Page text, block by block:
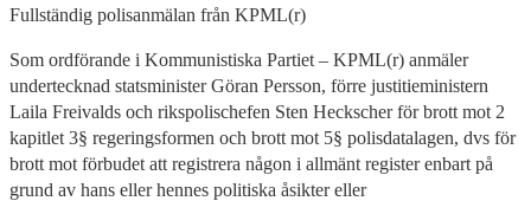
Fullständig polisanmälan från KPML(r)
Som ordförande i Kommunistiska Partiet – KPML(r) anmäler
undertecknad statsminister Göran Persson, förre justitieministern
Laila Freivalds och rikspolischefen Sten Heckscher för brott mot 2
kapitlet 3§ regeringsformen och brott mot 5§ polisdatalagen, dvs för
brott mot förbudet att registrera någon i allmänt register enbart på
grund av hans eller hennes politiska åsikter eller